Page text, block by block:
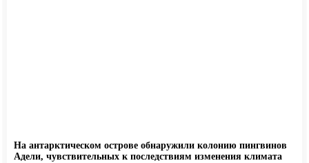
На антарктическом острове обнаружили колонию пингвинов
Адели, чувствительных к последствиям изменения климата